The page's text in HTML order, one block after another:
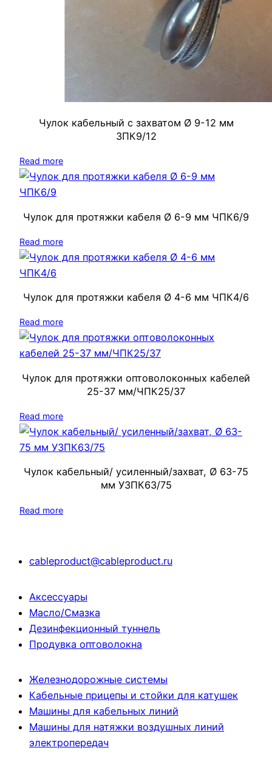
Чулок кабельный с захватом Ø 9-12 мм
ЗПК9/12
Read more
Чулок для протяжки кабеля Ø 6-9 мм ЧПК6/9
Read more
Чулок для протяжки кабеля Ø 4-6 мм ЧПК4/6
Read more
Чулок для протяжки оптоволоконных кабелей
25-37 мм/ЧПК25/37
Read more
Чулок кабельный/ усиленный/захват, Ø 63-75
мм УЗПК63/75
Read more
cableproduct@cableproduct.ru
Аксессуары
Масло/Смазка
Дезинфекционный туннель
Продувка оптоволокна
Железнодорожные системы
Кабельные прицепы и стойки для катушек
Машины для кабельных линий
Машины для натяжки воздушных линий
электропередач